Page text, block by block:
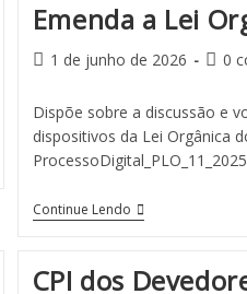
Emenda a Lei
1 de junho de 2026 0
Dispõe sobre a discussão e
dispositivos da Lei Orgânica
Continue Lendo
CPI dos